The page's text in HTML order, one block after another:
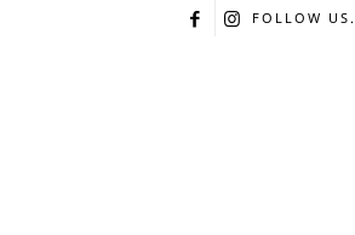
FOLLOW US.